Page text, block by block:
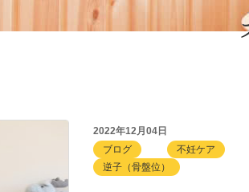
2022年12月04日
ブログ
不妊ケア
逆子（骨盤位）